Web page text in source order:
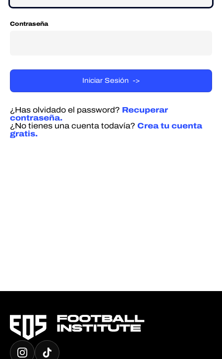
Contraseña
¿Has olvidado el password? Recuperar
contraseña.
¿No tienes una cuenta todavía? Crea tu cuenta
gratis.